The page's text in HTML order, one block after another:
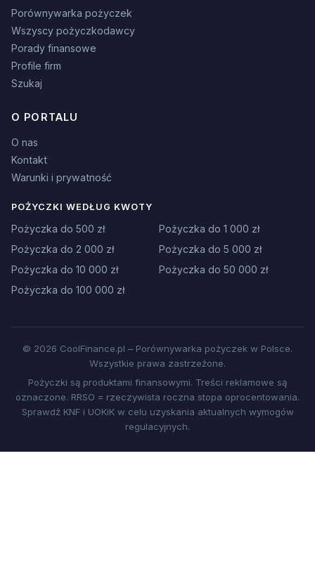
Porównywarka pożyczek
Wszyscy pożyczkodawcy
Porady finansowe
Profile firm
Szukaj
O PORTALU
O nas
Kontakt
Warunki i prywatność
POŻYCZKI WEDŁUG KWOTY
Pożyczka do 500 zł
Pożyczka do 1 000 zł
Pożyczka do 2 000 zł
Pożyczka do 5 000 zł
Pożyczka do 10 000 zł
Pożyczka do 50 000 zł
Pożyczka do 100 000 zł
© 2026 CoolFinance.pl – Porównywarka pożyczek w Polsce.
Wszystkie prawa zastrzeżone.
Pożyczki są produktami finansowymi. Treści reklamowe są
oznaczone. RRSO = rzeczywista roczna stopa oprocentowania.
Sprawdź KNF i UOKiK w celu uzyskania aktualnych wymogów
regulacyjnych.